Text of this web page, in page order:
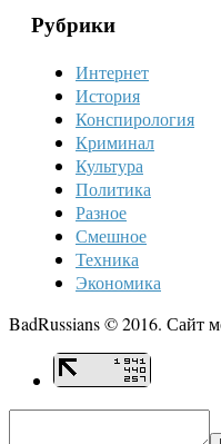
Рубрики
Интернет
История
Конспирология
Криминал
Культура
Политика
Разное
Смешное
Техника
Экономика
BadRussians © 2016. Сайт